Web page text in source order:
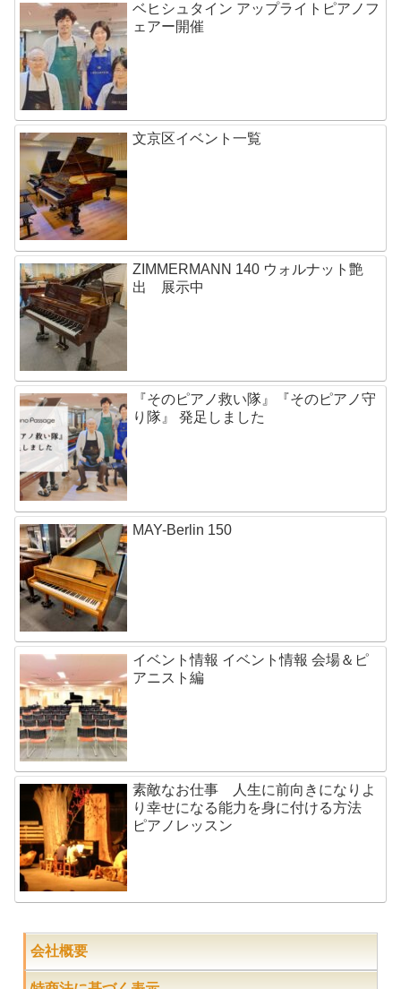
ベヒシュタイン アップライトピアノフ
ェアー開催
文京区イベント一覧
ZIMMERMANN 140 ウォルナット艶
出 展示中
『そのピアノ救い隊』『そのピアノ守
り隊』 発足しました
MAY-Berlin 150
イベント情報 イベント情報 会場＆ピ
アニスト編
素敵なお仕事 人生に前向きになりよ
り幸せになる能力を身に付ける方法
ピアノレッスン
会社概要